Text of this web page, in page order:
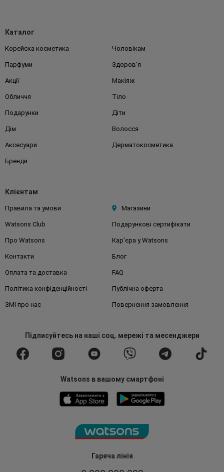
Гаряча лінія
Каталог
Корейска косметика Чоловікам
Парфуми Здоров'я
Акції Макіяж
Обличчя Тіло
Подарунки Діти
Дім Волосся
Аксесуари Дерматокосметика
Бренди
Клієнтам
Правила та умови Магазини
Watsons Club Подарункові сертифікати
Про Watsons Кар'єра у Watsons
Контакти Блог
Оплата та доставка FAQ
Політика конфіденційності Публічна оферта
ЗМІ про нас Повернення замовлення
Підписуйтесьна наші соц. мережі та месенджери
Watsons в вашому смартфоні